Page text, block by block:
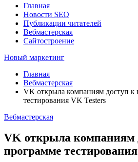
Главная
Новости SEO
Публикации читателей
Вебмастерская
Сайтостроение
Новый маркетинг
Главная
Вебмастерская
VK открыла компаниям доступ к
тестирования VK Testers
Вебмастерская
VK открыла компаниям
программе